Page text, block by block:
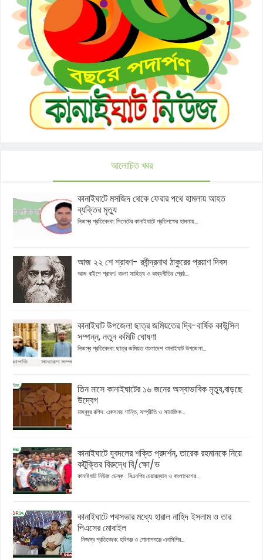
আলোচিত খবর
কানাইঘাটে মসজিদ থেকে ফেরার পথে হামলায় আহত
ব্যক্তির মৃত্যু
নিজস্ব প্রতিবেদক: সিলেটের কানাইঘাটে প্রতিপক্ষের হামলায়...
আজ ২২ শে শ্রাবণ- রবীন্দ্রনাথ ঠাকুরের প্রয়াণ দিবস
আজ বাইশে শ্রাবণ। বাংলা সাহিত্য ও কাব্যগীতির শ্রেষ্ঠ...
কানাইঘাট উপজেলা ছাত্র জমিয়তের দ্বি-বার্ষিক কাউন্সিল
সম্পন্ন, নতুন কমিটি ঘোষণা
নিজস্ব প্রতিবেদক: ছাত্র জমিয়ত বাংলাদেশ কানাইঘাট উপজেলা...
তিন মাসে কানাইঘাটের ১৬ জনের অস্বাভাবিক মৃত্যু,বাড়ছে
উদ্বেগ
মাহবুবুর রশিদ: একসময় শান্তি, সম্প্রীতি ও সামাজিক...
কানাইঘাটে যুবদলের শক্তি প্রদর্শন, তারেক রহমানকে নিয়ে
কটূক্তির বিরুদ্ধে বি/ক্ষো/ভ
কানাইঘাট নিউজ ডেস্ক : বিএনপির চেয়ারম্যান ও বাংলাদেশের...
কানাইঘাটে পথসভার মধ্যে হারাল নাহিদ ইসলাম ও তার
পিএসের মোবাইল
নিজস্ব প্রতিবেদক: হবিগঞ্জ ও গোলাপগঞ্জে এনসিপির...